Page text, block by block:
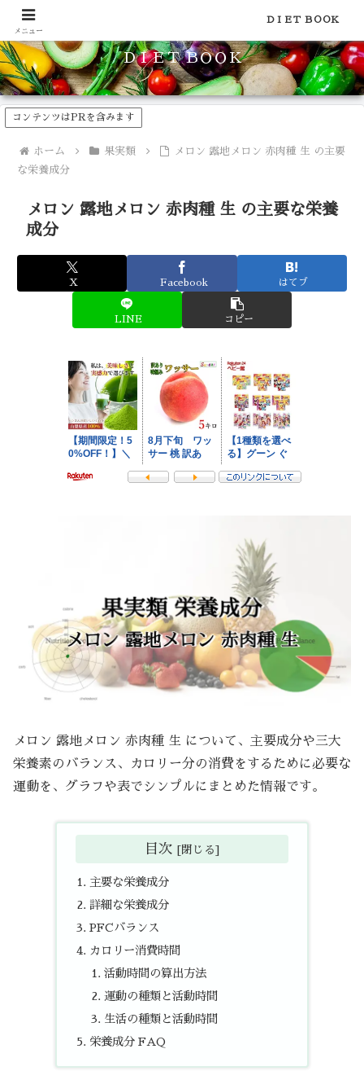
食品のカロリーや糖質などの栄養素がわかる！健康やダイエットに
ＤＩＥＴ ＢＯＯＫ
コンテンツはPRを含みます
ホーム 果実類
メロン 露地メロン 赤肉種 生 の主要
な栄養成分
メロン 露地メロン 赤肉種 生 の主要な栄養
成分
X Facebook はてブ
LINE コピー
メロン 露地メロン 赤肉種 生 について、主要成分や三大
栄養素のバランス、カロリー分の消費をするために必要な
運動を、グラフや表でシンプルにまとめた情報です。
目次
主要な栄養成分
詳細な栄養成分
PFCバランス
カロリー消費時間
活動時間の算出方法
運動の種類と活動時間
生活の種類と活動時間
栄養成分 FAQ
メニュー
ＤＩＥＴ ＢＯＯＫ